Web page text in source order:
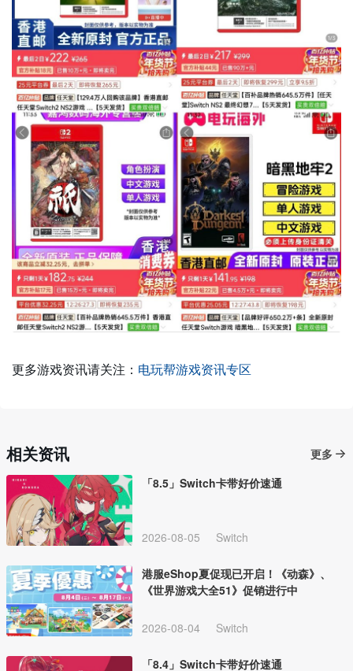
更多游戏资讯请关注： 电玩帮游戏资讯专区
相关资讯
更多
「8.5」Switch卡带好价速通
2026-08-05 Switch
港服eShop夏促现已开启！《动森》、
《世界游戏大全51》促销进行中
2026-08-04 Switch
「8.4」Switch卡带好价速通